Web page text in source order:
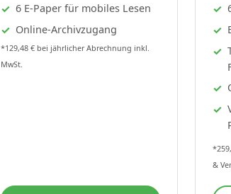
6 E-Paper für mobiles Lesen
Online-Archivzugang
*129,48 € bei jährlicher Abrechnung inkl.
MwSt.
&